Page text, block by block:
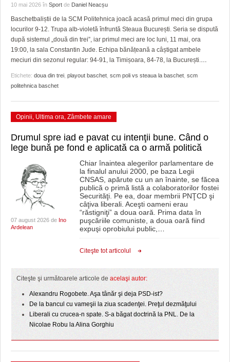
GRĂDINA TAICII DOMNULUI
ZIARISTU’ DE TERASĂ
CU OIŞTEA-N KIERKEGAARD
FINANŢĂRI DE LA A LA Z
PE SURSE
CRONICĂ DE FILM
UNDE MERGEM
FILME DOCUMENTARE
CLIPURI VIDEO
JOCURI ONLINE
ACCIDENTE
ANUNŢURI
INFO SI UTILE
INVATAMANT
CLIPURI VIDEO
JOCURI ONLINE
DIVERSE
FARMACII DIN TIMIŞOARA
HARTA TIMIŞOAREI
LICEE, ŞCOLI ŞI GRĂDINIŢE DIN TIMIŞ
PRIMĂRIILE DIN TIMIŞ
SFATUL MEDICULUI
SFATURI JURIDICE
10 mai 2026 în Sport de Daniel Neacșu
Baschetbaliștii de la SCM Politehnica joacă acasă primul meci din grupa
locurilor 9-12. Trupa alb-violetă înfruntă Steaua București. Seria se dispută
după sistemul „două din trei”, iar primul meci are loc luni, 11 mai, ora
19:00, la sala Constantin Jude. Echipa bănățeană a câștigat ambele
meciuri din sezonul regular: 94-91, la Timișoara, 84-78, la București.
Etichete: doua din trei playout baschet scm poli vs steaua la baschet scm
politehnica baschet
Opinii Ultima ora Zâmbete amare
Drumul spre iad e pavat cu intenţii bune. Când o
lege bună pe fond e aplicată ca o armă politică
07 august 2026 de Ino
Ardelean
Chiar înaintea alegerilor parlamentare de
la finalul anului 2000, pe baza Legii
CNSAS, apărute cu un an înainte, se făcea
publică o primă listă a colaboratorilor fostei
Securităţi. Pe ea, doar membrii PNŢCD şi
câţiva liberali. Aceşti oameni erau
“răstigniţi” a doua oară. Prima data în
puşcăriile comuniste, a doua oară fiind
expuşi oprobiului public,
Citeşte tot articolul
Citeşte şi următoarele articole de acelaşi autor:
Alexandru Rogobete. Aşa tânăr şi deja PSD-ist?
De la bancul cu vameşii la ziua scadenţei. Preţul dezmăţului
Liberali cu crucea-n spate. S-a băgat doctrină la PNL. De la
Nicolae Robu la Alina Gorghiu